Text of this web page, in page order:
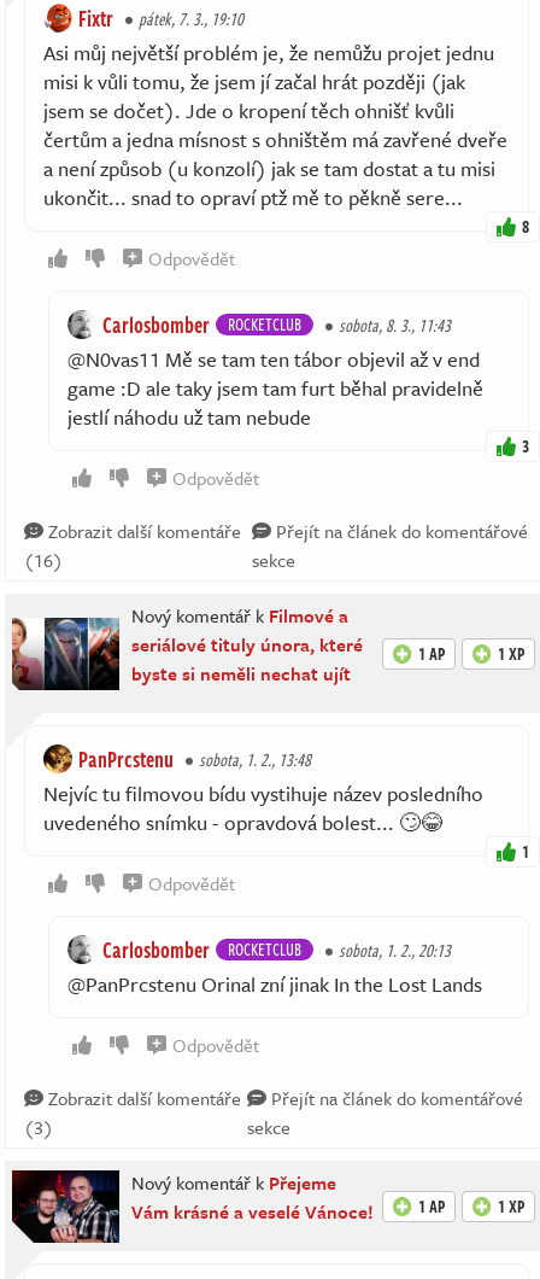
Fixtr pátek, 7. 3., 19:10
Asi můj největší problém je, že nemůžu projet jednu
misi k vůli tomu, že jsem jí začal hrát později (jak
jsem se dočet). Jde o kropení těch ohnišť kvůli
čertům a jedna mísnost s ohništěm má zavřené dveře
a není způsob (u konzolí) jak se tam dostat a tu misi
ukončit... snad to opraví ptž mě to pěkně sere...
8
Odpovědět
Carlosbomber ROCKETCLUB sobota, 8. 3., 11:43
@N0vas11 Mě se tam ten tábor objevil až v end
game :D ale taky jsem tam furt běhal pravidelně
jestlí náhodu už tam nebude
3
Odpovědět
Zobrazit další komentáře
(16)
Přejít na článek do komentářové
sekce
Nový komentář k Filmové a
seriálové tituly února, které
byste si neměli nechat ujít
1 AP 1 XP
PanPrcstenu sobota, 1. 2., 13:48
Nejvíc tu filmovou bídu vystihuje název posledního
uvedeného snímku - opravdová bolest... 🙄😂
1
Odpovědět
Carlosbomber ROCKETCLUB sobota, 1. 2., 20:13
@PanPrcstenu Orinal zní jinak In the Lost Lands
Odpovědět
Zobrazit další komentáře
(3)
Přejít na článek do komentářové
sekce
Nový komentář k Přejeme
Vám krásné a veselé Vánoce!
1 AP 1 XP